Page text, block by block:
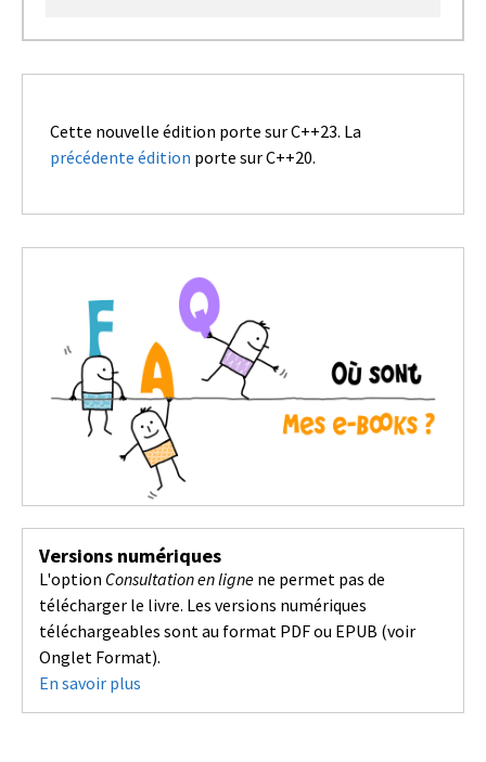
Cette nouvelle édition porte sur C++23. La
précédente édition porte sur C++20.
Versions numériques
L'option Consultation en ligne ne permet pas de
télécharger le livre. Les versions numériques
téléchargeables sont au format PDF ou EPUB (voir
Onglet Format).
En savoir plus